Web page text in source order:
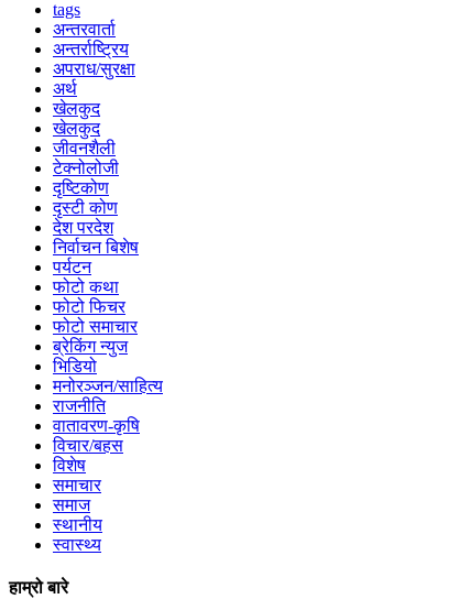
tags
अन्तरवार्ता
अन्तर्राष्ट्रिय
अपराध/सुरक्षा
अर्थ
खेलकुद
खेलकुद
जीवनशैली
टेक्नोलोजी
दृष्टिकोण
दृस्टी कोण
देश परदेश
निर्वाचन बिशेष
पर्यटन
फोटो कथा
फोटो फिचर
फोटो समाचार
ब्रेकिंग न्युज
भिडियो
मनोरञ्जन/साहित्य
राजनीति
वातावरण-कृषि
विचार/बहस
विशेष
समाचार
समाज
स्थानीय
स्वास्थ्य
हाम्रो बारे